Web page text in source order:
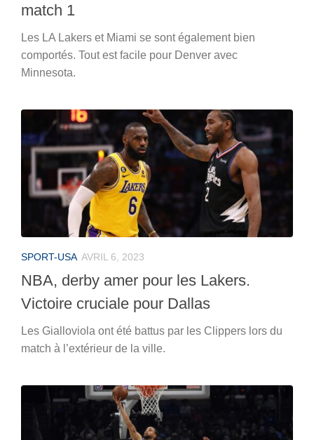
match 1
Les LA Lakers et Miami se sont également bien
comportés. Tout est facile pour Denver avec
Minnesota.
SPORT-USA AVRIL 6, 2023
NBA, derby amer pour les Lakers.
Victoire cruciale pour Dallas
Les Gialloviola ont été battus par les Clippers lors du
match à l’extérieur de la ville.